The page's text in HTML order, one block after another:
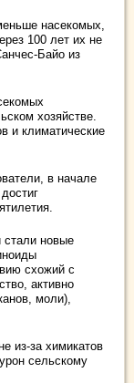
насекомых,
100 лет их не
Байо из
хозяйстве.
и климатические
в начале
стали новые
схожий с
активно
моли),
из-за химикатов
сельскому